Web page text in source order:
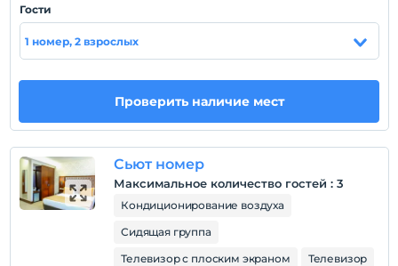
Политики объекта
Время выезда
Домашние животные
Домашние животные не допускаются
Номера для некурящих
Гости
1 номер, 2 взрослых
Проверить наличие мест
Сьют номер
Максимальное количество гостей : 3
Кондиционирование воздуха
Сидящая группа
Телевизор с плоским экраном
Телевизор